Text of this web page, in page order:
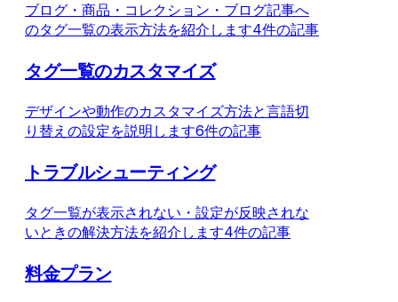
ブログ・商品・コレクション・ブログ記事へ
のタグ一覧の表示方法を紹介します4件の記事
タグ一覧のカスタマイズ
デザインや動作のカスタマイズ方法と言語切
り替えの設定を説明します6件の記事
トラブルシューティング
タグ一覧が表示されない・設定が反映されな
いときの解決方法を紹介します4件の記事
料金プラン